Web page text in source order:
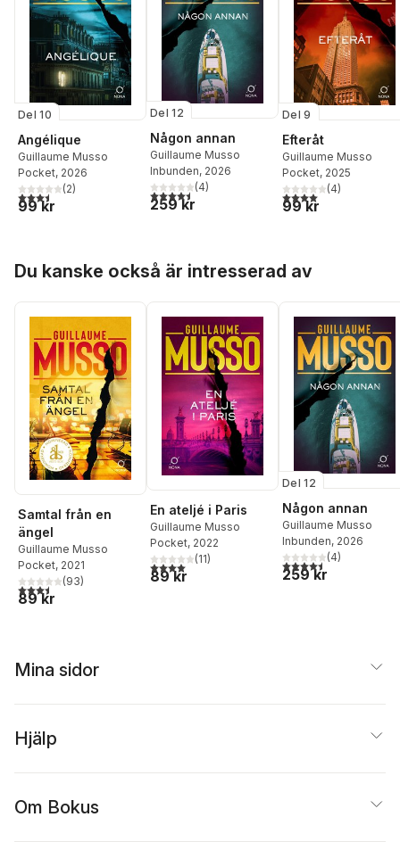
Del 10
Angélique
Guillaume Musso
Pocket, 2026
3,5utav 5 stjärnor. Totalt antal röster:
(2)
99 kr
Del 12
Någon annan
Guillaume Musso
Inbunden, 2026
4,5utav 5 stjärnor. Totalt antal röster:
(4)
259 kr
Del 9
Efteråt
Guillaume Musso
Pocket, 2025
4,0utav 5 stjärnor.
(4)
99 kr
Du kanske också är intresserad av
Samtal från en
ängel
Guillaume Musso
Pocket, 2021
3,5utav 5 stjärnor. Totalt antal röster:
(93)
89 kr
En ateljé i Paris
Guillaume Musso
Pocket, 2022
4,0utav 5 stjärnor. Totalt antal röster:
(11)
89 kr
Del 12
Någon annan
Guillaume Musso
Inbunden, 2026
4,5utav 5 stjärnor.
(4)
259 kr
Mina sidor
Hjälp
Om Bokus